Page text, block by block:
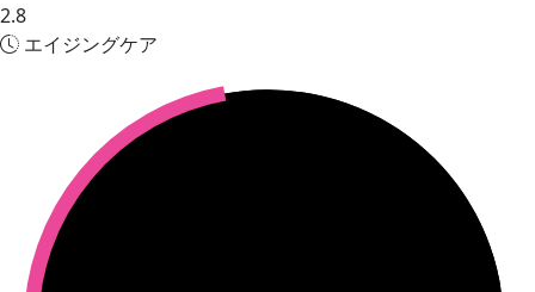
2.8
エイジングケア